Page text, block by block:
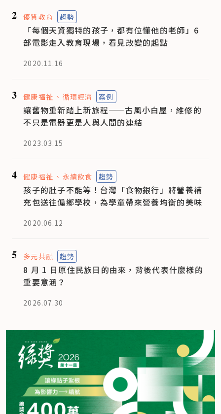
2 優質教育 趨勢
「每個天資獨特的孩子，都有位懂他的老師」6
部電影走入教育現場，看見改變的起點
2020.11.16
3 健康福祉 循環經濟 案例
讓舊物重新踏上新旅程——古風小白屋，維修的
不只是電器更是人與人間的連結
2023.03.15
4 健康福祉 永續飲食 趨勢
孩子的肚子不能等！台灣「食物銀行」將營養補
充包送往偏鄉學校，為學童帶來營養均衡的美味
2020.06.12
5 多元共融 趨勢
8 月 1 日原住民族日的由來，背後代表什麼樣的
重要意涵？
2026.07.30